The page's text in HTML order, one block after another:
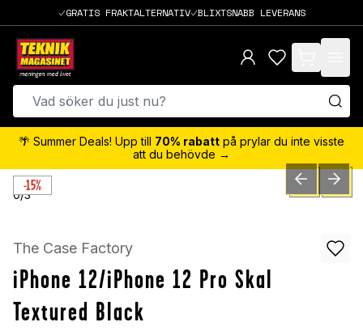
GRATIS FRAKTALTERNATIV BLIXTSNABB LEVERANS
items in cart,
🌴 Summer Deals! Upp till 70% rabatt på prylar du inte visste
att du behövde →
-15%
0/3 PREVIOUSNEXT
The Case Factory
iPhone 12/iPhone 12 Pro Skal
Textured Black